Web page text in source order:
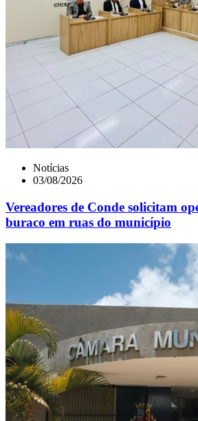
Notícias
03/08/2026
Vereadores de Conde solicitam
buraco em ruas do município